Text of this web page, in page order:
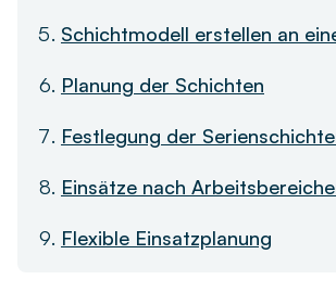
Schichtmodell erstellen an
Planung der Schichten
Festlegung der
Einsätze nach
Flexible Einsatzplanung